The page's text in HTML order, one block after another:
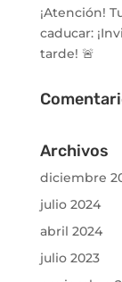
¡Atención!
caducar:
tarde! 🚨
Archivos
diciembre
julio 2024
abril 2024
julio 2023